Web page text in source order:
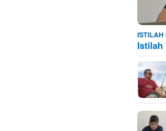
ISTILAH
Istilah